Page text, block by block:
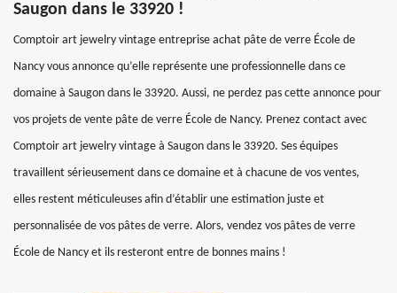
Saugon dans le 33920 !
Comptoir art jewelry vintage entreprise achat pâte de verre École de
Nancy vous annonce qu’elle représente une professionnelle dans ce
domaine à Saugon dans le 33920. Aussi, ne perdez pas cette annonce pour
vos projets de vente pâte de verre École de Nancy. Prenez contact avec
Comptoir art jewelry vintage à Saugon dans le 33920. Ses équipes
travaillent sérieusement dans ce domaine et à chacune de vos ventes,
elles restent méticuleuses afin d’établir une estimation juste et
personnalisée de vos pâtes de verre. Alors, vendez vos pâtes de verre
École de Nancy et ils resteront entre de bonnes mains !